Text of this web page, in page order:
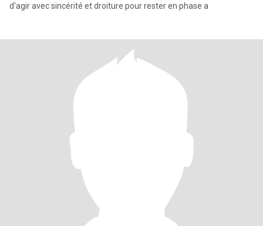
d'agir avec sincérité et droiture pour rester en phase a